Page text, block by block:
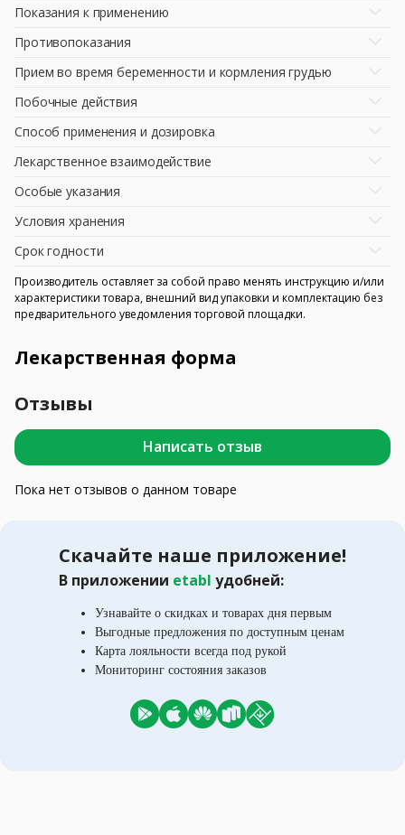
Показания к применению
Противопоказания
Прием во время беременности и кормления грудью
Побочные действия
Способ применения и дозировка
Лекарственное взаимодействие
Особые указания
Условия хранения
Срок годности
Производитель оставляет за собой право менять инструкцию и/или
характеристики товара, внешний вид упаковки и комплектацию без
предварительного уведомления торговой площадки.
Лекарственная форма
Отзывы
Написать отзыв
Пока нет отзывов о данном товаре
Скачайте наше приложение!
В приложении etabl удобней:
Узнавайте о скидках и товарах дня первым
Выгодные предложения по доступным ценам
Карта лояльности всегда под рукой
Мониторинг состояния заказов